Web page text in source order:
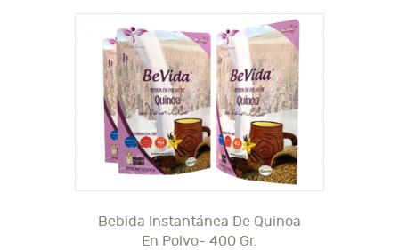
CONTACTO
Bebida Instantánea De Quinoa
En Polvo- 400 Gr.